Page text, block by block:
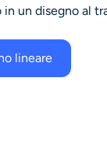
un disegno al
lineare